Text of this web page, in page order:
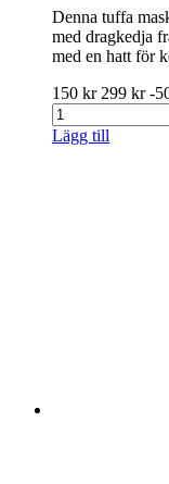
Denna tuffa
med dragkedja
med en hatt för
150 kr 299 kr-
Lägg till